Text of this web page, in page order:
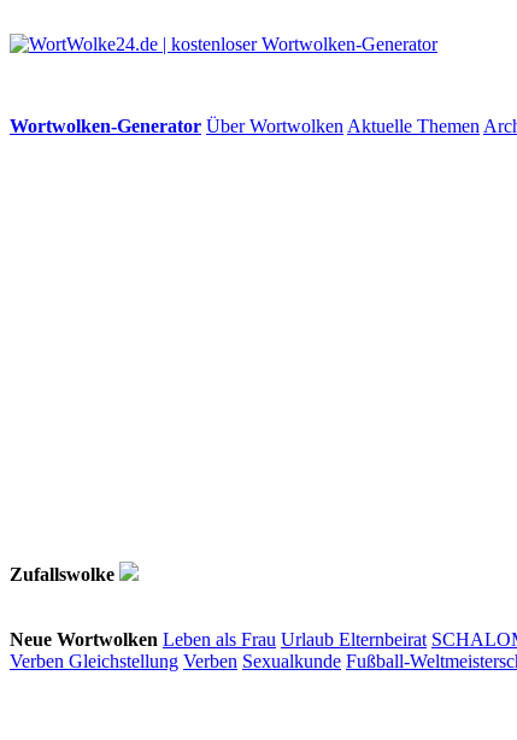
Wortwolken-Generator Über Wortwolken Aktuelle Themen
Zufallswolke
Neue Wortwolken Leben als Frau Urlaub Elternbeirat
Verben Gleichstellung Verben Sexualkunde Fußball-